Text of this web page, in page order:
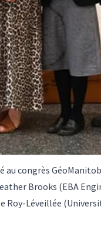
congrès
Brooks (EBA
Léveillée